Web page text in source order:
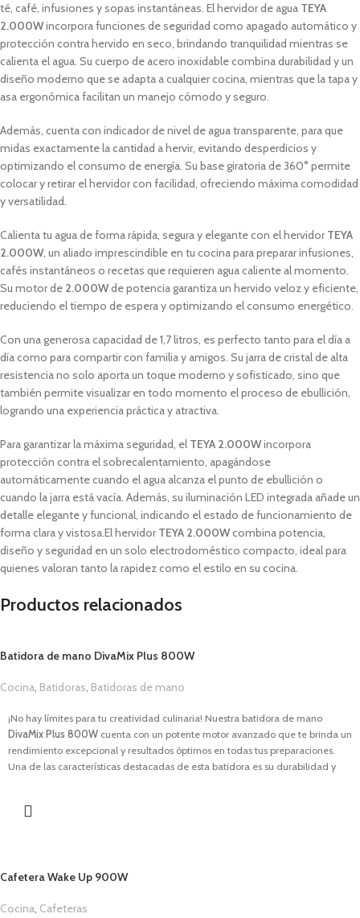
té, café, infusiones y sopas instantáneas. El hervidor de agua TEYA
2.000Wincorpora funciones de seguridad como apagado automático y
protección contra hervido en seco, brindando tranquilidad mientras se
calienta el agua. Su cuerpo de acero inoxidable combina durabilidad y un
diseño moderno que se adapta a cualquier cocina, mientras que la tapa y
asa ergonómica facilitan un manejo cómodo y seguro.
Además, cuenta con indicador de nivel de agua transparente, para que
midas exactamente la cantidad a hervir, evitando desperdicios y
optimizando el consumo de energía. Su base giratoria de 360° permite
colocar y retirar el hervidor con facilidad, ofreciendo máxima comodidad
y versatilidad.
Calienta tu agua de forma rápida, segura y elegante con el hervidorTEYA
2.000W, un aliado imprescindible en tu cocina para preparar infusiones,
cafés instantáneos o recetas que requieren agua caliente al momento.
Su motor de 2.000Wde potencia garantiza un hervido veloz y eficiente,
reduciendo el tiempo de espera y optimizando el consumo energético.
Con una generosa capacidad de 1,7 litros, es perfecto tanto para el día a
día como para compartir con familia y amigos. Su jarra de cristal de alta
resistencia no solo aporta un toque moderno y sofisticado, sino que
también permite visualizar en todo momento el proceso de ebullición,
logrando una experiencia práctica y atractiva.
Para garantizar la máxima seguridad, el TEYA 2.000Wincorpora
protección contra el sobrecalentamiento, apagándose
automáticamente cuando el agua alcanza el punto de ebullición o
cuando la jarra está vacía. Además, su iluminación LED integrada añade un
detalle elegante y funcional, indicando el estado de funcionamiento de
forma clara y vistosa.El hervidorTEYA 2.000Wcombina potencia,
diseño y seguridad en un solo electrodoméstico compacto, ideal para
quienes valoran tanto la rapidez como el estilo en su cocina.
Productos relacionados
Batidora de mano DivaMix Plus 800W
Cocina, Batidoras, Batidoras de mano
¡No hay límites para tu creatividad culinaria! Nuestra batidora de mano
DivaMix Plus 800W cuenta con un potente motor avanzado que te brinda un
rendimiento excepcional y resultados óptimos en todas tus preparaciones.
Una de las características destacadas de esta batidora es su durabilidad y
CARACTERÍSTICAS
Protector térmico.
Vaso medidor de 700ml.
Cafetera Wake Up 900W
Cocina, Cafeteras